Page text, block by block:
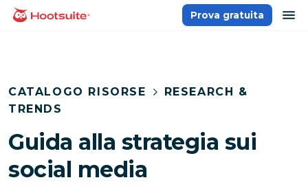
Salta
Homepage
Prova gratuita
CATALOGO RISORSE
RESEARCH &
TRENDS
Guida alla strategia sui
social media